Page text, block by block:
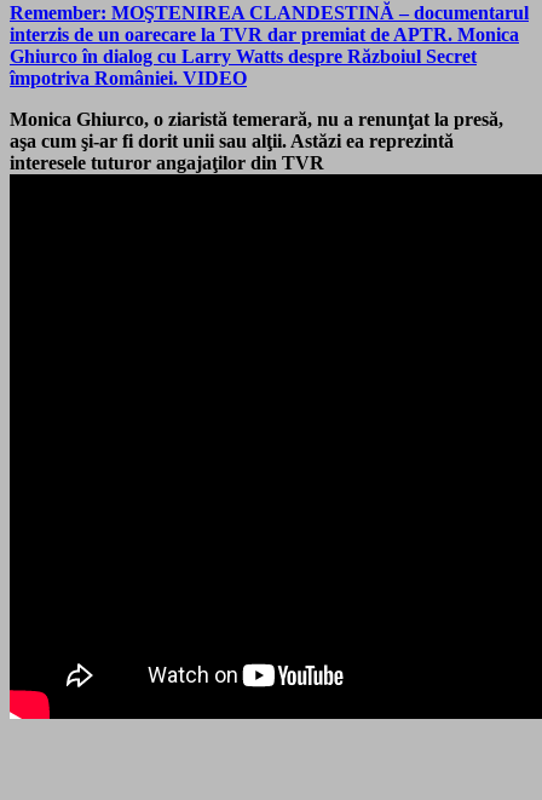
Remember: MOŞTENIREA CLANDESTINĂ – documentarul
interzis de un oarecare la TVR dar premiat de APTR. Monica
Ghiurco în dialog cu Larry Watts despre Războiul Secret
împotriva României. VIDEO
Monica Ghiurco, o ziaristă temerară, nu a renunţat la presă,
aşa cum şi-ar fi dorit unii sau alţii. Astăzi ea reprezintă
interesele tuturor angajaţilor din TVR